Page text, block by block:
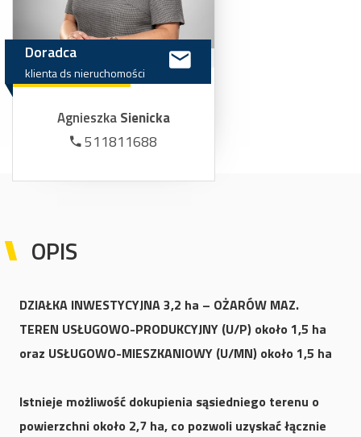
Doradca
klientadsnieruchomości
AgnieszkaSienicka
511811688
OPIS
DZIAŁKA INWESTYCYJNA 3,2 ha – OŻARÓW MAZ.
TEREN USŁUGOWO-PRODUKCYJNY (U/P) około 1,5 ha
oraz USŁUGOWO-MIESZKANIOWY (U/MN) około 1,5 ha
Istnieje możliwość dokupienia sąsiedniego terenu o
powierzchni około 2,7 ha, co pozwoli uzyskać łącznie